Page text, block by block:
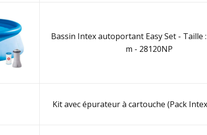
Bassin Intex autoportant Easy Set - Taille :
m - 28120NP
Kit avec épurateur à cartouche (Pack